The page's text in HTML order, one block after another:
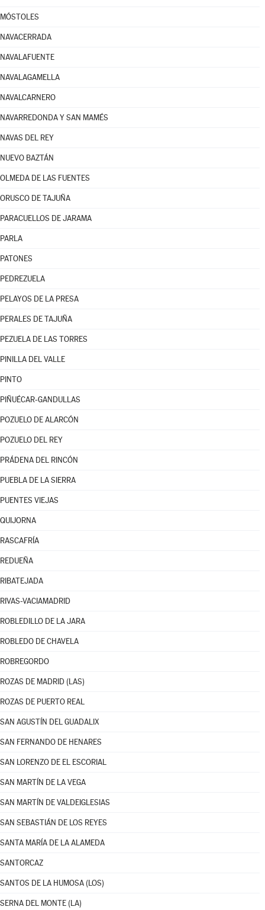
MÓSTOLES
NAVACERRADA
NAVALAFUENTE
NAVALAGAMELLA
NAVALCARNERO
NAVARREDONDA Y SAN MAMÉS
NAVAS DEL REY
NUEVO BAZTÁN
OLMEDA DE LAS FUENTES
ORUSCO DE TAJUÑA
PARACUELLOS DE JARAMA
PARLA
PATONES
PEDREZUELA
PELAYOS DE LA PRESA
PERALES DE TAJUÑA
PEZUELA DE LAS TORRES
PINILLA DEL VALLE
PINTO
PIÑUÉCAR-GANDULLAS
POZUELO DE ALARCÓN
POZUELO DEL REY
PRÁDENA DEL RINCÓN
PUEBLA DE LA SIERRA
PUENTES VIEJAS
QUIJORNA
RASCAFRÍA
REDUEÑA
RIBATEJADA
RIVAS-VACIAMADRID
ROBLEDILLO DE LA JARA
ROBLEDO DE CHAVELA
ROBREGORDO
ROZAS DE MADRID (LAS)
ROZAS DE PUERTO REAL
SAN AGUSTÍN DEL GUADALIX
SAN FERNANDO DE HENARES
SAN LORENZO DE EL ESCORIAL
SAN MARTÍN DE LA VEGA
SAN MARTÍN DE VALDEIGLESIAS
SAN SEBASTIÁN DE LOS REYES
SANTA MARÍA DE LA ALAMEDA
SANTORCAZ
SANTOS DE LA HUMOSA (LOS)
SERNA DEL MONTE (LA)